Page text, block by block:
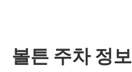
볼튼 주차 정보